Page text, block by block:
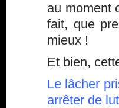
au moment
fait, que
mieux !
Et bien,
Le lâcher
arrêter de